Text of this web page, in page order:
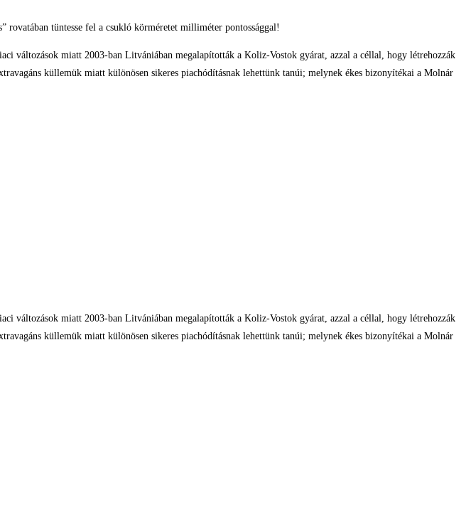
rovatában tüntesse fel a csukló körméretet milliméter pontossággal!
változások miatt 2003-ban Litvániában megalapították a Koliz-Vostok gyárat, azzal a céllal, hogy létrehozzák
küllemük miatt különösen sikeres piachódításnak lehettünk tanúi; melynek ékes bizonyítékai a Molnár
változások miatt 2003-ban Litvániában megalapították a Koliz-Vostok gyárat, azzal a céllal, hogy létrehozzák
küllemük miatt különösen sikeres piachódításnak lehettünk tanúi; melynek ékes bizonyítékai a Molnár